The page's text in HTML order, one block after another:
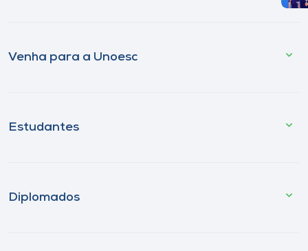
Venha para a Unoesc
Estudantes
Diplomados